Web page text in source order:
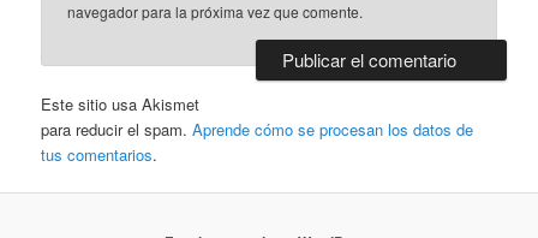
navegador para la próxima vez que comente.
Este sitio usa Akismet
para reducir el spam.Aprende cómo se procesan los datos de
tus comentarios.